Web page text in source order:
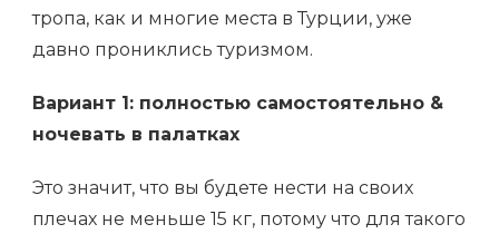
тропа, как и многие места в Турции, уже
давно прониклись туризмом.
Вариант 1: полностью самостоятельно &
ночевать в палатках
Это значит, что вы будете нести на своих
плечах не меньше 15 кг, потому что для такого